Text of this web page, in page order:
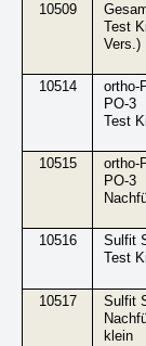
10509
Test
Vers.)
10514
ortho-
PO-3
Test
10515
ortho-
PO-3
10516
Sulfit
Test
10517
Sulfit
klein